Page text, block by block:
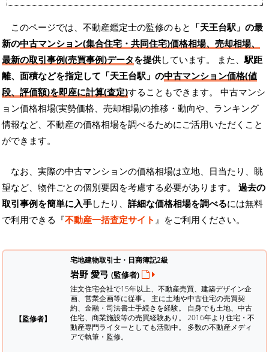
このページでは、不動産鑑定士の監修のもと 「天王台駅」の最
新の中古マンション(集合住宅・共同住宅)価格相場、売却相場、
最新の取引事例(売買事例)データを提供しています。 また、駅距
離、面積などを指定して「天王台駅」の中古マンション価格(値
段、評価額)を即座に計算(査定)することもできます。 中古マンシ
ョン価格相場(実勢価格、売却相場)の推移・動向や、ランキング
情報など、不動産の価格相場を調べるためにご活用いただくこと
ができます。
なお、実際の中古マンションの価格相場は立地、日当たり、眺
望など、物件ごとの個別要因を考慮する必要があります。 過去の
取引事例を簡単に入手したり、 詳細な価格相場を調べるには無料
で利用できる『不動産一括査定サイト 』をご利用ください。
【監修者】
宅地建物取引士・日商簿記2級
岩野 愛弓 (監修者)
注文住宅会社で15年以上、不動産売買、建築デザイン企
画、営業企画等に従事。 主に土地や中古住宅の売買契
約、金融・司法書士手続きを経験。 自身でも土地、中古
住宅、商業施設等の売買経験あり。 2016年より住宅・不
動産専門ライターとしても活動中。 多数の不動産メディ
アで執筆・監修。